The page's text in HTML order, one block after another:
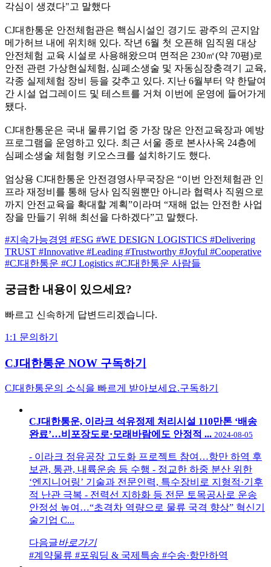
각심이 생겼다"고 말했다
CJ대한통운 안전체험관은 핵심시설인 경기도 광주의 곤지암
메가허브 내에 위치해 있다. 작년 6월 첫 오픈해 임직원 대상
안전체험 교육 시설로 사용해왔으며 면적은 230㎡(약 70평)로
안전 관련 가상현실체험, 심폐소생술 및 자동심장충격기 교육,
각종 실제체험 장비 등을 갖추고 있다. 지난 6월부터 약 한달여
간 시설 업그레이드 및 테스트를 거쳐 이번에 운영에 들어가게
됐다.
CJ대한통운은 국내 물류기업 중 가장 많은 안전교육장과 예방
프로그램을 운영하고 있다. 최근 서울 종로 본사사옥 24층에
심폐소생술 체험형 키오스크를 설치하기도 했다.
엄상용 CJ대한통운 안전경영사무국장은 “이번 안전체험관 인
프라 재정비를 통해 당사 임직원뿐만 아니라 협력사 직원으로
까지 안전교육을 확대할 계획”이라며 “재해 없는 안전한 사업
장을 만들기 위해 최선을 다하겠다”고 말했다.
#지속가능경영 #ESG #WE DESIGN LOGISTICS #Delivering
TRUST #Innovative #Leading #Trustworthy #Joyful #Cooperative
#CJ대한통운 #CJ Logistics #CJ대한통운 사람들
궁금한 내용이 있으세요?
빠르고 신속하게 답변드리겠습니다.
1:1 문의하기
CJ대한통운 NOW 구독하기
CJ대한통운의 소식을 빠르게 받아보세요.구독하기
CJ대한통운, 이라크 석유정제 처리시설 110만톤 ‘배송
완료’…비포장도로·모래바람에도 안정적 ... 2024-08-05
- 이라크 정유공장 고도화 프로젝트 참여…항만 하역 후
보관, 통관, 내륙운송 등 수행 - 정교한 하중 분산 위한
‘엔지니어링’ 기술과 전문인력, 특수장비로 지형적·기후
적 난관 극복 - 전력선 지하화 등 전문 토목공사로 운송
안정성 높여…“초격차 역량으로 물류 국격 향상” 혁신기
술기업 C...
다음글바로가기
#계약물류 #포워딩 & 국제특송 #수송·항만하역